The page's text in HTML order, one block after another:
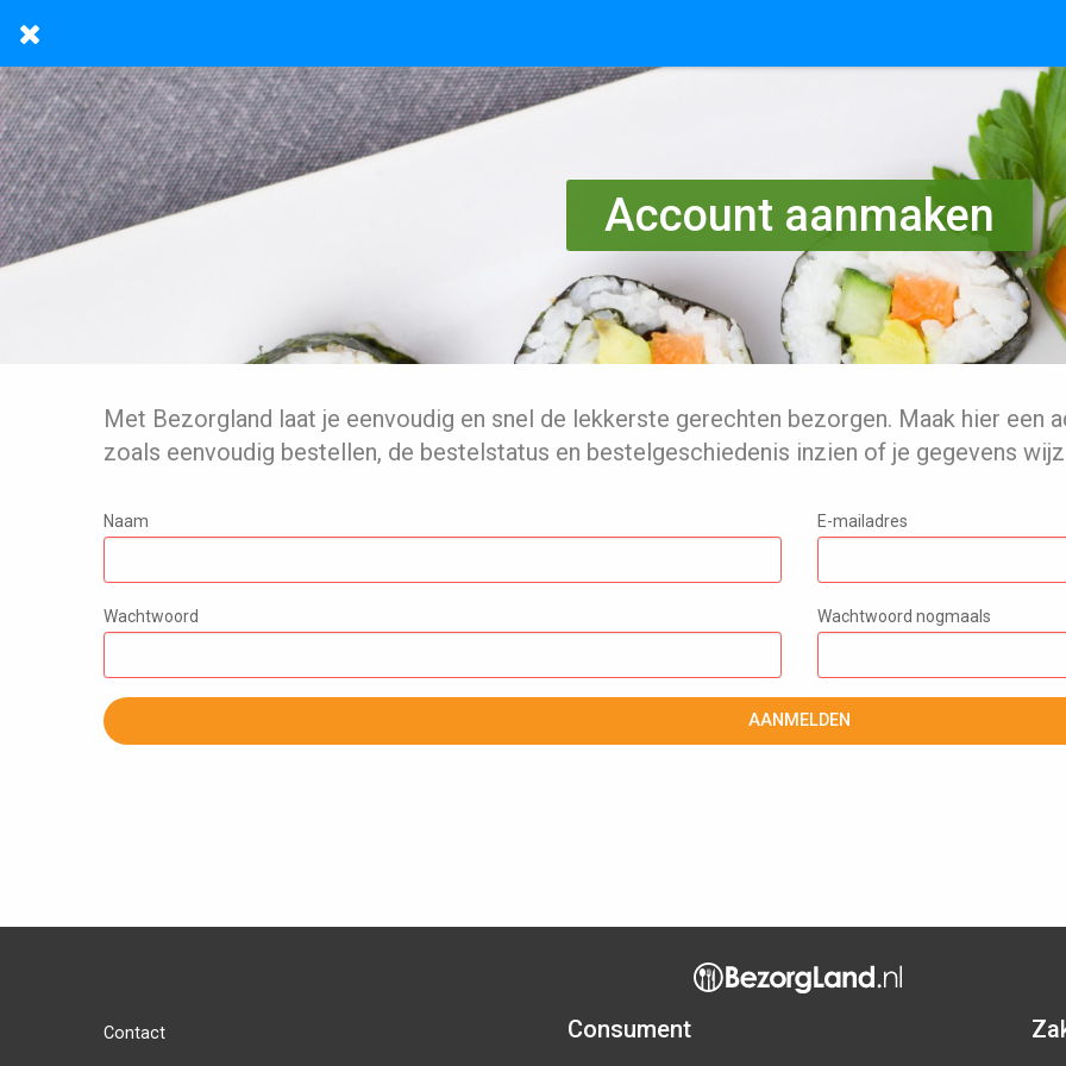
Account aanmaken
Met Bezorgland laat je eenvoudig en snel de lekkerste gerechten bezorgen. Maak hier een
zoals eenvoudig bestellen, de bestelstatus en bestelgeschiedenis inzien of je gegevens
Naam E-mailadres
Wachtwoord Wachtwoord nogmaals
AANMELDEN
Contact Consument